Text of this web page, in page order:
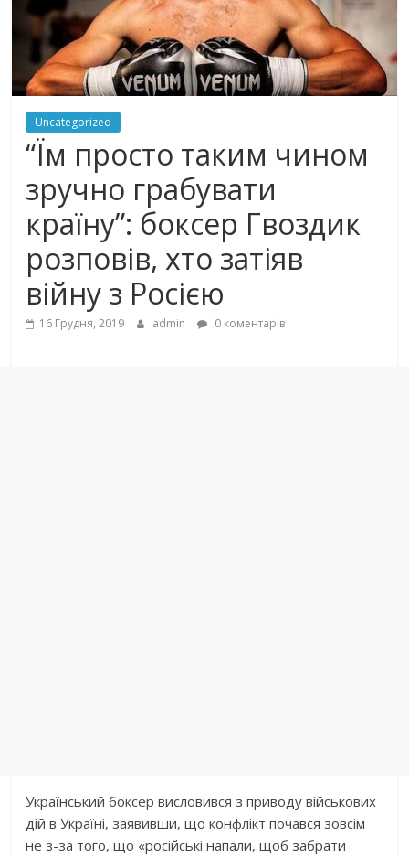
Uncategorized
“Їм просто таким чином
зручно грабувати
країну”: боксер Гвоздик
розповів, хто затіяв
війну з Росією
16 Грудня, 2019 admin 0 коментарів
Український боксер висловився з приводу військових
дій в Україні, заявивши, що конфлікт почався зовсім
не з-за того, що «російські напали, щоб забрати